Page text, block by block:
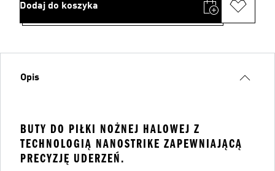
Dodaj do koszyka
Opis
BUTY DO PIŁKI NOŻNEJ HALOWEJ Z
TECHNOLOGIĄ NANOSTRIKE ZAPEWNIAJĄCĄ
PRECYZJĘ UDERZEŃ.